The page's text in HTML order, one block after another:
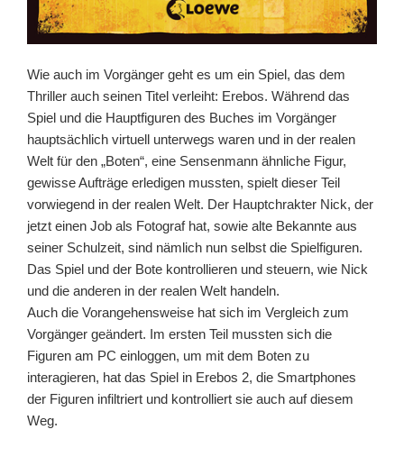
Wie auch im Vorgänger geht es um ein Spiel, das dem
Thriller auch seinen Titel verleiht: Erebos. Während das
Spiel und die Hauptfiguren des Buches im Vorgänger
hauptsächlich virtuell unterwegs waren und in der realen
Welt für den „Boten“, eine Sensenmann ähnliche Figur,
gewisse Aufträge erledigen mussten, spielt dieser Teil
vorwiegend in der realen Welt. Der Hauptchrakter Nick, der
jetzt einen Job als Fotograf hat, sowie alte Bekannte aus
seiner Schulzeit, sind nämlich nun selbst die Spielfiguren.
Das Spiel und der Bote kontrollieren und steuern, wie Nick
und die anderen in der realen Welt handeln.
Auch die Vorangehensweise hat sich im Vergleich zum
Vorgänger geändert. Im ersten Teil mussten sich die
Figuren am PC einloggen, um mit dem Boten zu
interagieren, hat das Spiel in Erebos 2, die Smartphones
der Figuren infiltriert und kontrolliert sie auch auf diesem
Weg.